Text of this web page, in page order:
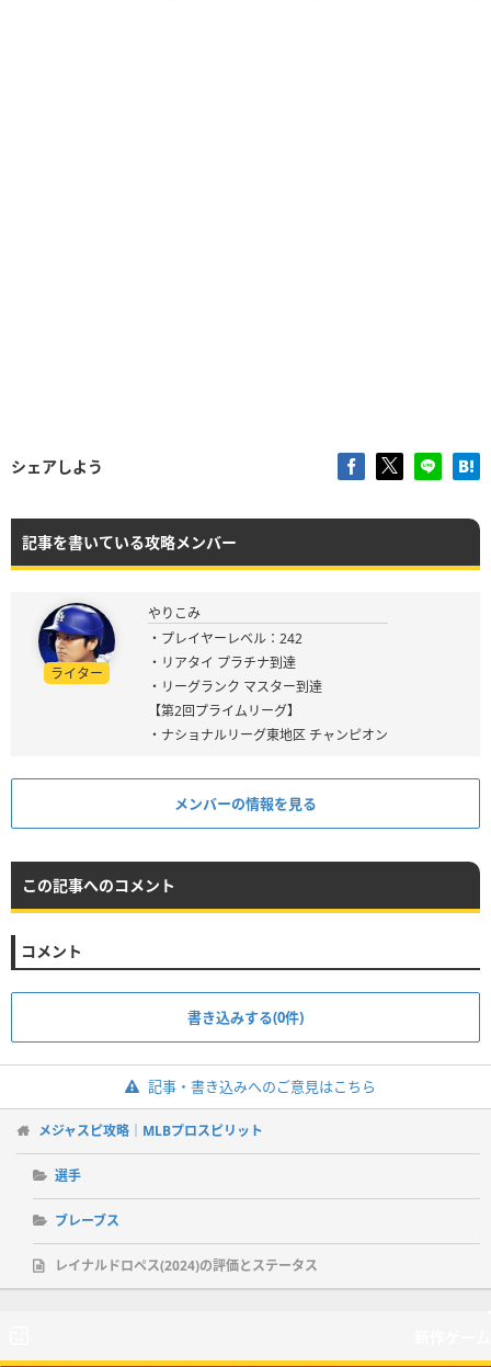
シェアしよう
記事を書いている攻略メンバー
ライター
やりこみ
・プレイヤーレベル：242
・リアタイ プラチナ到達
・リーグランク マスター到達
【第2回プライムリーグ】
・ナショナルリーグ東地区 チャンピオン
メンバーの情報を見る
この記事へのコメント
コメント
書き込みする(0件)
記事・書き込みへのご意見はこちら
メジャスピ攻略｜MLBプロスピリット
選手
ブレーブス
レイナルドロペス(2024)の評価とステータス